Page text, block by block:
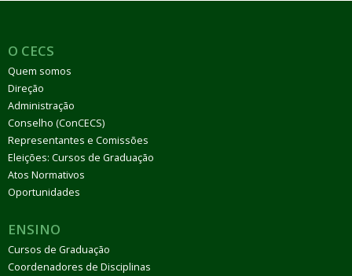
O CECS
Quem somos
Direção
Administração
Conselho (ConCECS)
Representantes e Comissões
Eleições: Cursos de Graduação
Atos Normativos
Oportunidades
ENSINO
Cursos de Graduação
Coordenadores de Disciplinas